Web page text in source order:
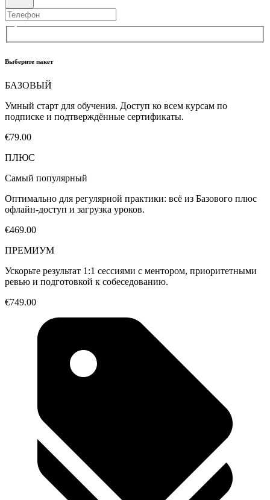
Выберите пакет
БАЗОВЫЙ
Умный старт для обучения. Доступ ко всем курсам по
подписке и подтверждённые сертификаты.
€79.00
ПЛЮС
Самый популярный
Оптимально для регулярной практики: всё из Базового плюс
офлайн-доступ и загрузка уроков.
€469.00
ПРЕМИУМ
Ускорьте результат 1:1 сессиями с ментором, приоритетными
ревью и подготовкой к собеседованию.
€749.00